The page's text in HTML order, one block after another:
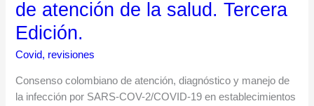
de atención de la salud. Tercera
Edición.
Covid, revisiones
Consenso colombiano de atención, diagnóstico y manejo de
la infección por SARS-COV-2/COVID-19 en establecimientos
manejo
de
la
infección